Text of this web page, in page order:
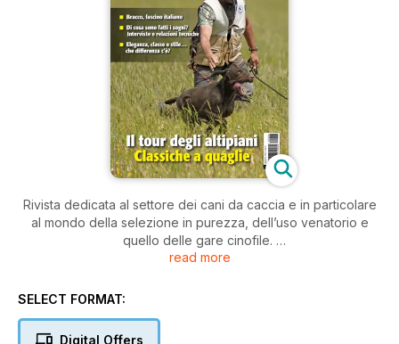
Rivista dedicata al settore dei cani da caccia e in particolare
al mondo della selezione in purezza, dell’uso venatorio e
quello delle gare cinofile.
specializzazione che ne ha ottenuto il riconoscimento di molti
read more
SELECT FORMAT:
Digital Offers